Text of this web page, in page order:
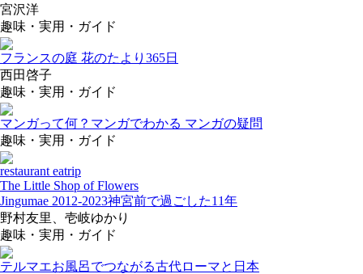
宮沢洋
趣味・実用・ガイド
フランスの庭 花のたより365日
西田啓子
趣味・実用・ガイド
マンガって何？ マンガでわかる マンガの疑問
趣味・実用・ガイド
restaurant eatrip
The Little Shop of Flowers
Jingumae 2012-2023神宮前で過ごした11年
野村友里、壱岐ゆかり
趣味・実用・ガイド
テルマエお風呂でつながる古代ローマと日本